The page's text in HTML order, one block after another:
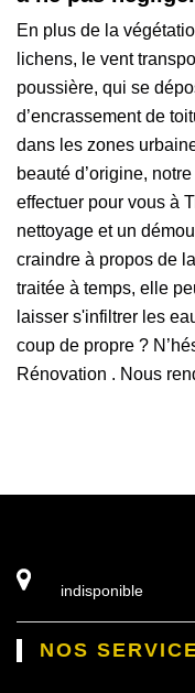
En plus de la
lichens, le vent
poussière, qui se
d’encrassement de
dans les zones
beauté d’origine,
effectuer pour vous à
nettoyage et un
craindre à propos de
traitée à temps, elle
laisser s'infiltrer les
coup de propre ?
Rénovation . Nous
indisponible
NOS